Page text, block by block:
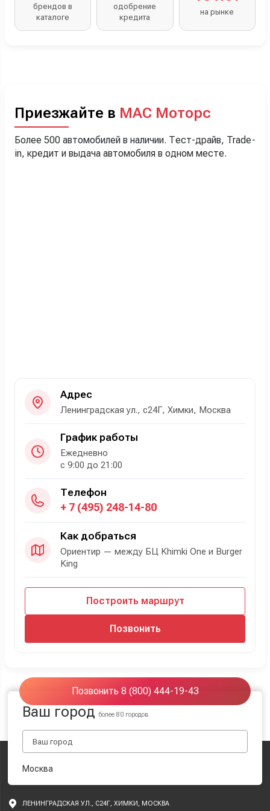
брендов в
каталоге
одобрение
кредита
на рынке
Приезжайте в МАС Моторс
Более 500 автомобилей в наличии. Тест-драйв, Trade-
in, кредит и выдача автомобиля в одном месте.
Адрес
Ленинградская ул., с24Г, Химки, Москва
График работы
Ежедневно
с 9:00 до 21:00
Телефон
+ 7 (495) 248-14-80
Как добраться
Ориентир — между БЦ Khimki One и Burger
King
Построить маршрут
Позвонить
Позвонить 8 (800) 444-19-43
Ваш городболее 80 городов
Москва
ЛЕНИНГРАДСКАЯ УЛ., С24Г, ХИМКИ, МОСКВА